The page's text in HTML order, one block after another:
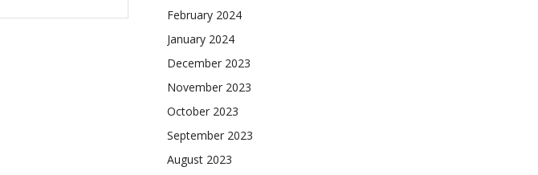
February 2024
January 2024
December 2023
November 2023
October 2023
September 2023
August 2023